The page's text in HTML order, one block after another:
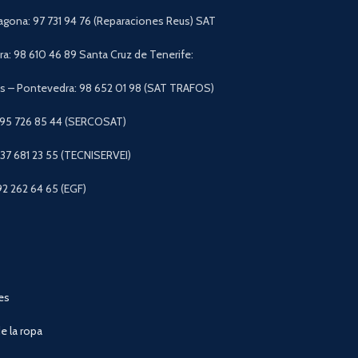
97 731 94 76 (Reparaciones Reus) SAT
98 610 46 89 Santa Cruz de Tenerife:
– Pontevedra: 98 652 01 98 (SAT TRAFOS)
726 85 44 (SERCOSAT)
681 23 55 (TECNISERVEI)
262 64 65 (EGF)
la ropa